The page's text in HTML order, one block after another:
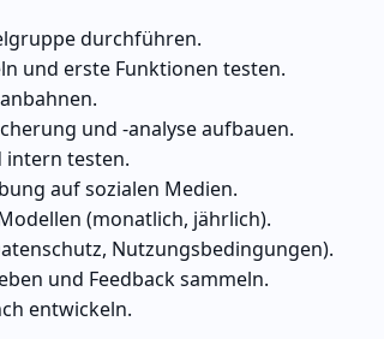
durchführen.
und erste Funktionen testen.
und -analyse aufbauen.
intern testen.
auf sozialen Medien.
(monatlich, jährlich).
Nutzungsbedingungen).
und Feedback sammeln.
entwickeln.